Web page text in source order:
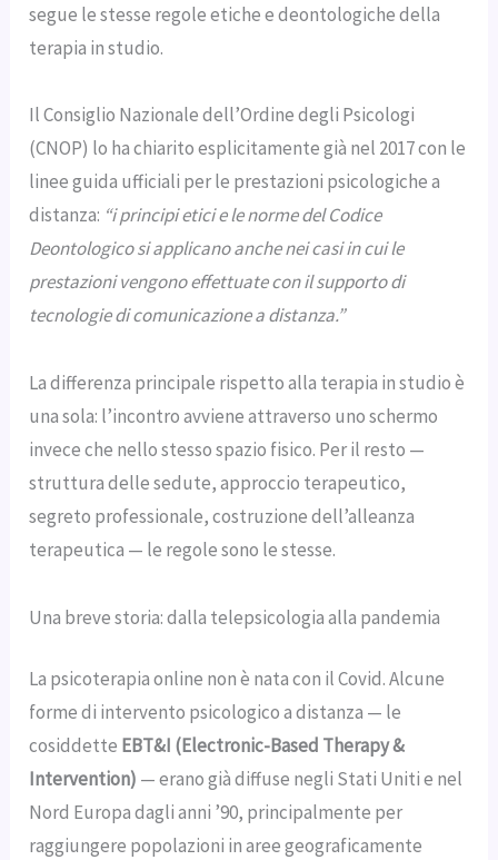
segue le stesse regole etiche e deontologiche della
terapia in studio.
Il Consiglio Nazionale dell’Ordine degli Psicologi
(CNOP) lo ha chiarito esplicitamente già nel 2017 con le
linee guida ufficiali per le prestazioni psicologiche a
distanza: “i principi etici e le norme del Codice
Deontologico si applicano anche nei casi in cui le
prestazioni vengono effettuate con il supporto di
tecnologie di comunicazione a distanza.”
La differenza principale rispetto alla terapia in studio è
una sola: l’incontro avviene attraverso uno schermo
invece che nello stesso spazio fisico. Per il resto —
struttura delle sedute, approccio terapeutico,
segreto professionale, costruzione dell’alleanza
terapeutica — le regole sono le stesse.
Una breve storia: dalla telepsicologia alla pandemia
La psicoterapia online non è nata con il Covid. Alcune
forme di intervento psicologico a distanza — le
cosiddette EBT&I (Electronic-Based Therapy &
Intervention) — erano già diffuse negli Stati Uniti e nel
Nord Europa dagli anni ’90, principalmente per
raggiungere popolazioni in aree geograficamente